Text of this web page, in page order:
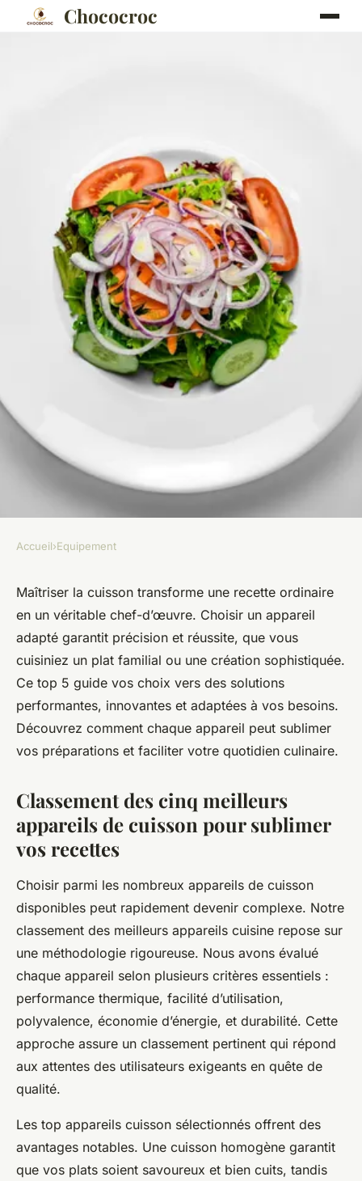
Chococroc
EQUIPEMENT
Top 5 appareils de cuisson
pour réussir vos recettes
Ayden•5 juin 2025•9 min de lecture
Accueil›Equipement
Maîtriser la cuisson transforme une recette ordinaire
en un véritable chef-d’œuvre. Choisir un appareil
adapté garantit précision et réussite, que vous
cuisiniez un plat familial ou une création sophistiquée.
Ce top 5 guide vos choix vers des solutions
performantes, innovantes et adaptées à vos besoins.
Découvrez comment chaque appareil peut sublimer
vos préparations et faciliter votre quotidien culinaire.
Classement des cinq meilleurs
appareils de cuisson pour sublimer
vos recettes
Choisir parmi les nombreux appareils de cuisson
disponibles peut rapidement devenir complexe. Notre
classement des meilleurs appareils cuisine repose sur
une méthodologie rigoureuse. Nous avons évalué
chaque appareil selon plusieurs critères essentiels :
performance thermique, facilité d’utilisation,
polyvalence, économie d’énergie, et durabilité. Cette
approche assure un classement pertinent qui répond
aux attentes des utilisateurs exigeants en quête de
qualité.
Les top appareils cuisson sélectionnés offrent des
avantages notables. Une cuisson homogène garantit
que vos plats soient savoureux et bien cuits, tandis